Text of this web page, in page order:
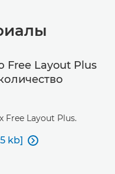
Free Layout Plus
Free Layout Plus.
kb] 